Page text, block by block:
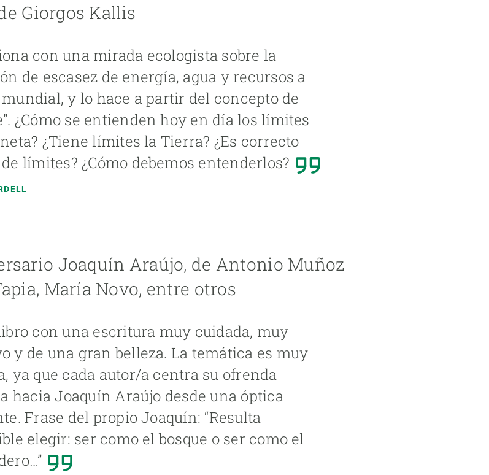
Giorgos Kallis
con una mirada ecologista sobre la
de escasez de energía, agua y recursos a
y lo hace a partir del concepto de
¿Cómo se entienden hoy en día los límites
¿Tiene límites la Tierra? ¿Es correcto
límites? ¿Cómo debemos entenderlos?
Joaquín Araújo, de Antonio Muñoz
María Novo, entre otros
con una escritura muy cuidada, muy
y de una gran belleza. La temática es muy
ya que cada autor/a centra su ofrenda
hacia Joaquín Araújo desde una óptica
Frase del propio Joaquín: “Resulta
elegir: ser como el bosque o ser como el